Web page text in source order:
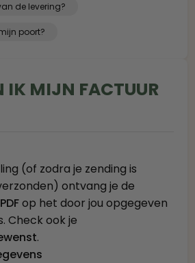
de levering?
poort?
IK MIJN FACTUUR
(of zodra je zending is
ontvang je de
op het door jou opgegeven
Check ook je
.